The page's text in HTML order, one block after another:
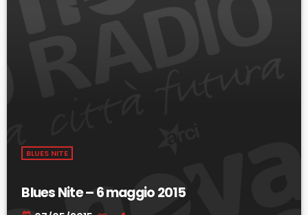
BLUES NITE
Blues Nite – 6 maggio 2015